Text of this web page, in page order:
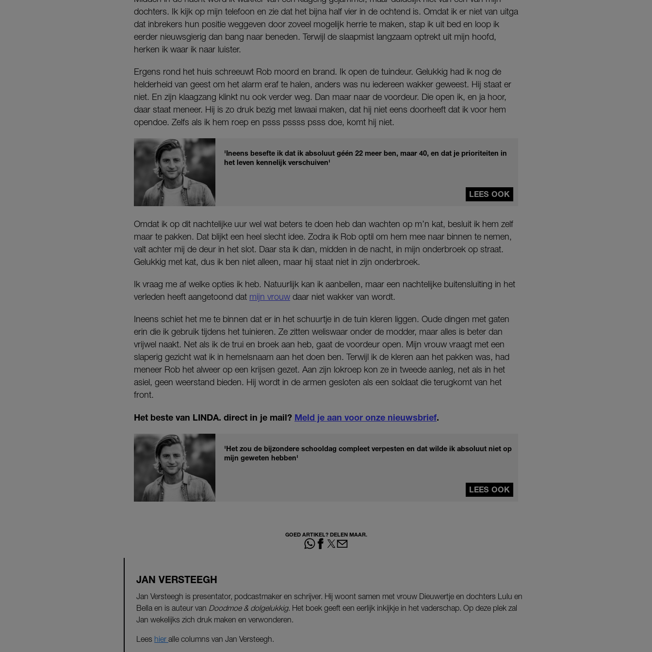
dochters. Ik kijk op mijn telefoon en zie dat het bijna half vier in de ochtend is. Omdat ik er niet van uitga
dat inbrekers hun positie weggeven door zoveel mogelijk herrie te maken, stap ik uit bed en loop ik
eerder nieuwsgierig dan bang naar beneden. Terwijl de slaapmist langzaam optrekt uit mijn hoofd,
herken ik waar ik naar luister.
Ergens rond het huis schreeuwt Rob moord en brand. Ik open de tuindeur. Gelukkig had ik nog de
helderheid van geest om het alarm eraf te halen, anders was nu iedereen wakker geweest. Hij staat er
niet. En zijn klaagzang klinkt nu ook verder weg. Dan maar naar de voordeur. Die open ik, en ja hoor,
daar staat meneer. Hij is zo druk bezig met lawaai maken, dat hij niet eens doorheeft dat ik voor hem
opendoe. Zelfs als ik hem roep en psss pssss psss doe, komt hij niet.
'Ineens besefte ik dat ik absoluut géén 22 meer ben, maar 40, en dat je prioriteiten in
het leven kennelijk verschuiven'
LEES OOK
Omdat ik op dit nachtelijke uur wel wat beters te doen heb dan wachten op m’n kat, besluit ik hem zelf
maar te pakken. Dat blijkt een heel slecht idee. Zodra ik Rob optil om hem mee naar binnen te nemen,
valt achter mij de deur in het slot. Daar sta ik dan, midden in de nacht, in mijn onderbroek op straat.
Gelukkig met kat, dus ik ben niet alleen, maar hij staat niet in zijn onderbroek.
Ik vraag me af welke opties ik heb. Natuurlijk kan ik aanbellen, maar een nachtelijke buitensluiting in het
verleden heeft aangetoond dat mijn vrouw daar niet wakker van wordt.
Ineens schiet het me te binnen dat er in het schuurtje in de tuin kleren liggen. Oude dingen met gaten
erin die ik gebruik tijdens het tuinieren. Ze zitten weliswaar onder de modder, maar alles is beter dan
vrijwel naakt. Net als ik de trui en broek aan heb, gaat de voordeur open. Mijn vrouw vraagt met een
slaperig gezicht wat ik in hemelsnaam aan het doen ben. Terwijl ik de kleren aan het pakken was, had
meneer Rob het alweer op een krijsen gezet. Aan zijn lokroep kon ze in tweede aanleg, net als in het
asiel, geen weerstand bieden. Hij wordt in de armen gesloten als een soldaat die terugkomt van het
front.
Het beste van LINDA. direct in je mail? Meld je aan voor onze nieuwsbrief.
'Het zou de bijzondere schooldag compleet verpesten en dat wilde ik absoluut niet op
mijn geweten hebben'
LEES OOK
GOED ARTIKEL? DELEN MAAR.
JAN VERSTEEGH
Jan Versteegh is presentator, podcastmaker en schrijver. Hij woont samen met vrouw Dieuwertje en dochters Lulu en
Bella en is auteur van Doodmoe & dolgelukkig. Het boek geeft een eerlijk inkijkje in het vaderschap. Op deze plek zal
Jan wekelijks zich druk maken en verwonderen.
Lees hier alle columns van Jan Versteegh.